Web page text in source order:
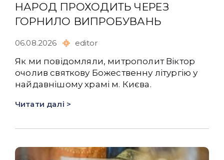
НАРОД ПРОХОДИТЬ ЧЕРЕЗ
ГОРНИЛО ВИПРОБУВАНЬ
06.08.2026 editor
Як ми повідомляли, митрополит Віктор
очолив святкову Божественну літургію у
найдавнішому храмі м. Києва.
Читати далі >